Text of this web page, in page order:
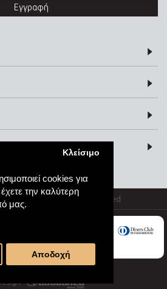
cookies για
την καλύτερη
μας.
Κλείσιμο
Αποδοχή
Εγγραφή
Jewellery. All rights reserved